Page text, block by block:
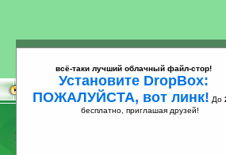
всё-таки лучший облачный файл-стор!
Установите DropBox:
ПОЖАЛУЙСТА, вот линк! До
бесплатно, приглашая друзей!